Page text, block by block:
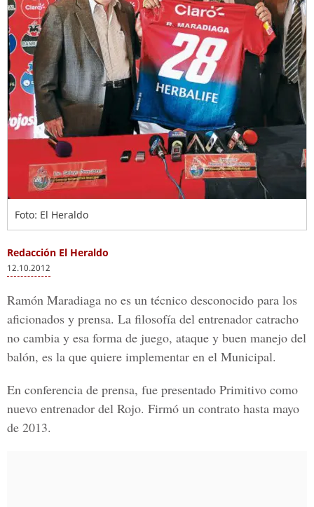
Foto: El Heraldo
Redacción El Heraldo
12.10.2012
Ramón Maradiaga no es un técnico desconocido para los
aficionados y prensa. La filosofía del entrenador catracho
no cambia y esa forma de juego, ataque y buen manejo del
balón, es la que quiere implementar en el Municipal.
En conferencia de prensa, fue presentado Primitivo como
nuevo entrenador del Rojo. Firmó un contrato hasta mayo
de 2013.